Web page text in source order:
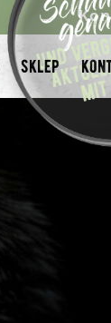
sklep